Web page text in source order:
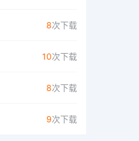
8次下载
10次下载
8次下载
9次下载